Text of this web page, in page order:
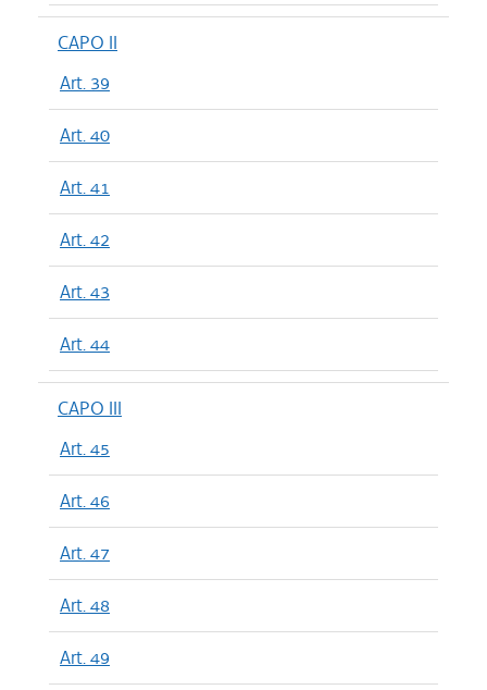
CAPO II
Art. 39
Art. 40
Art. 41
Art. 42
Art. 43
Art. 44
CAPO III
Art. 45
Art. 46
Art. 47
Art. 48
Art. 49